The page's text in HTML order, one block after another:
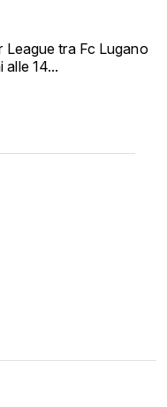
League tra Fc Lugano
alle 14...